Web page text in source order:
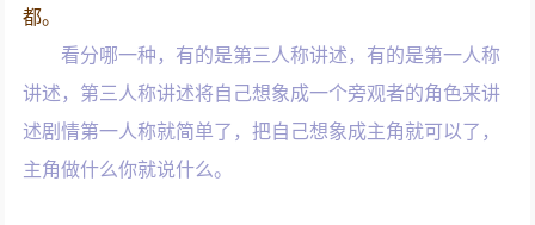
都。
看分哪一种，有的是第三人称讲述，有的是第一人称
讲述，第三人称讲述将自己想象成一个旁观者的角色来讲
述剧情第一人称就简单了，把自己想象成主角就可以了，
主角做什么你就说什么。